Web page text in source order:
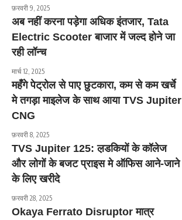
फ़रवरी 9, 2025
अब नहीं करना पड़ेगा अधिक इंतजार, Tata
Electric Scooter बाजार में जल्द होने जा
रही लॉन्च
मार्च 12, 2025
महँगे पेट्रोल से पाए छुटकारा, कम से कम खर्चे
मे तगड़ा माइलेज के साथ आया TVS Jupiter
CNG
फ़रवरी 8, 2025
TVS Jupiter 125: ल़डकियों के कॉलेज
और लोगों के बजट प्राइस मे ऑफिस आने-जाने
के लिए खरीदे
फ़रवरी 28, 2025
Okaya Ferrato Disruptor मात्र